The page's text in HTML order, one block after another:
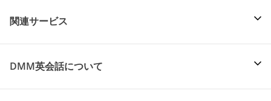
関連サービス
DMM英会話について